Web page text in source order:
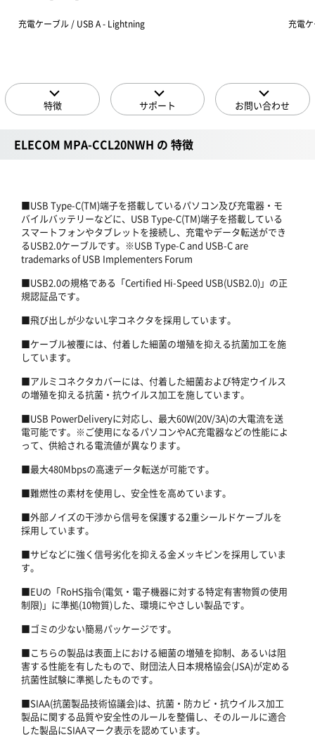
充電ケーブル / USB A - Lightning 充電
特徴 サポート お問い合わせ
ELECOM MPA-CCL20NWH の 特徴
■USB Type-C(TM)端子を搭載しているパソコン及び充電器・モ
バイルバッテリーなどに、USB Type-C(TM)端子を搭載している
スマートフォンやタブレットを接続し、充電やデータ転送ができ
るUSB2.0ケーブルです。※USB Type-C and USB-C are
trademarks of USB Implementers Forum
■USB2.0の規格である「Certified Hi-Speed USB(USB2.0)」の正
規認証品です。
■飛び出しが少ないL字コネクタを採用しています。
■ケーブル被覆には、付着した細菌の増殖を抑える抗菌加工を施
しています。
■アルミコネクタカバーには、付着した細菌および特定ウイルス
の増殖を抑える抗菌・抗ウイルス加工を施しています。
■USB PowerDeliveryに対応し、最大60W(20V/3A)の大電流を送
電可能です。※ご使用になるパソコンやAC充電器などの性能によ
って、供給される電流値が異なります。
■最大480Mbpsの高速データ転送が可能です。
■難燃性の素材を使用し、安全性を高めています。
■外部ノイズの干渉から信号を保護する2重シールドケーブルを
採用しています。
■サビなどに強く信号劣化を抑える金メッキピンを採用していま
す。
■EUの「RoHS指令(電気・電子機器に対する特定有害物質の使用
制限)」に準拠(10物質)した、環境にやさしい製品です。
■ゴミの少ない簡易パッケージです。
■こちらの製品は表面上における細菌の増殖を抑制、あるいは阻
害する性能を有したもので、財団法人日本規格協会(JSA)が定める
抗菌性試験に準拠したものです。
■SIAA(抗菌製品技術協議会)は、抗菌・防カビ・抗ウイルス加工
製品に関する品質や安全性のルールを整備し、そのルールに適合
した製品にSIAAマーク表示を認めています。